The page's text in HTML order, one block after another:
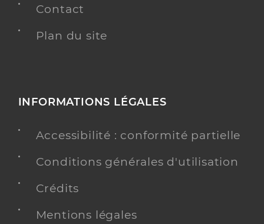
Contact
Plan du site
INFORMATIONS LÉGALES
Accessibilité : conformité partielle
Conditions générales d'utilisation
Crédits
Mentions légales